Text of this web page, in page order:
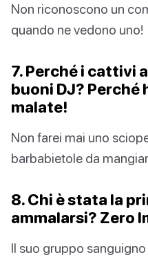
Non riconoscono un
quando ne vedono uno!
7. Perché i cattivi
buoni DJ?
malate!
Non farei mai uno
barbabietole da
8. Chi è stata la
ammalarsi? Zero
Il suo gruppo sanguigno